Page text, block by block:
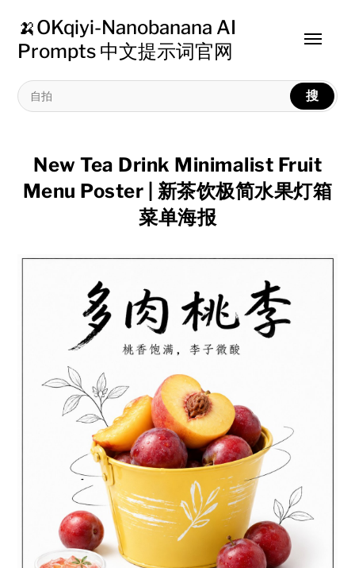
🍌OKqiyi-Nanobanana AI
Prompts 中文提示词官网
搜
Toggle
New Tea Drink Minimalist Fruit
Menu Poster | 新茶饮极简水果灯箱
菜单海报